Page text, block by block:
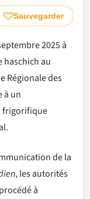
Sauvegarder
2025 à
haschich au
Régionale des
à un
frigorifique
de la
, les autorités
à